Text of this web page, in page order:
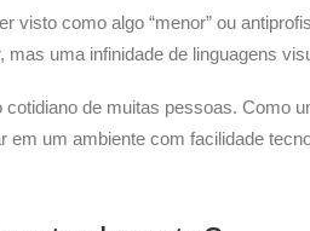
visto como algo “menor” ou
uma infinidade de linguagens
de muitas pessoas. Como
um ambiente com facilidade